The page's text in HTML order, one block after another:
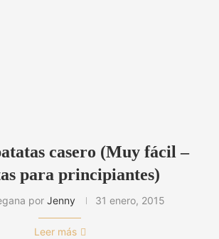
casero (Muy fácil –
para principiantes)
por Jenny 31 enero, 2015
Leer más